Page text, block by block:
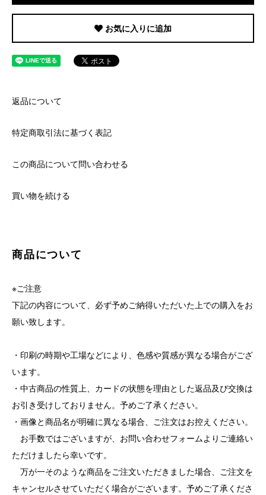
お気に入りに追加
返品について
特定商取引法に基づく表記
この商品について問い合わせる
買い物を続ける
商品について
※ご注意
下記の内容について、必ず予めご納得いただいた上での購入をお
願い致します。
・印刷の時期や工場などにより、色感や質感が異なる場合がござ
います。
・中古商品の性質上、カードの状態を理由とした返品及び交換は
お引き受けしておりません。予めご了承ください。
・画像と商品名が明確に異なる場合、ご注文はお控えください。
お手数ではございますが、お問い合わせフォームよりご連絡い
ただけましたら幸いです。
万が一そのような商品をご注文いただきました場合、ご注文を
キャンセルさせていただく場合がございます。予めご了承くださ